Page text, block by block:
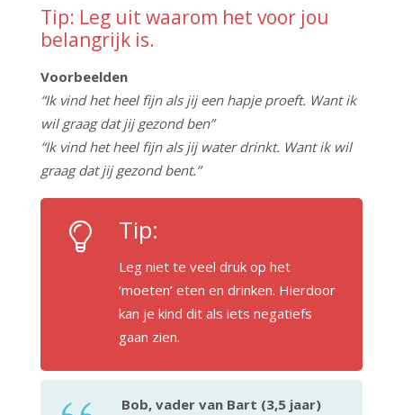
Tip: Leg uit waarom het voor jou
belangrijk is.
Voorbeelden
“Ik vind het heel fijn als jij een hapje proeft. Want ik
wil graag dat jij gezond ben”
“Ik vind het heel fijn als jij water drinkt. Want ik wil
graag dat jij gezond bent.”
Tip:
Leg niet te veel druk op het
‘moeten’ eten en drinken. Hierdoor
kan je kind dit als iets negatiefs
gaan zien.
Bob, vader van Bart (3,5 jaar)